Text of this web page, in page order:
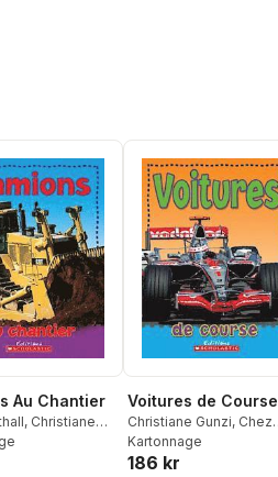
Au Chantier
, Christiane
Voitures de Course
Christiane Gunzi, Chez
Picthall
Kartonnage
186 kr